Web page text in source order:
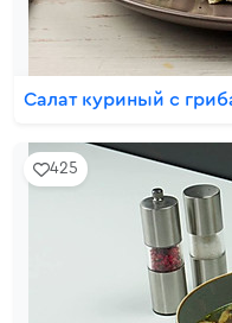
Салат куриный с
425